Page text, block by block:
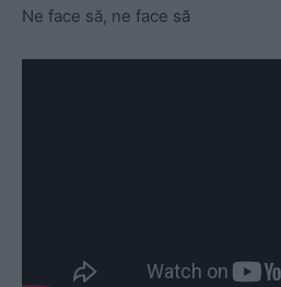
Ne face să, ne face să